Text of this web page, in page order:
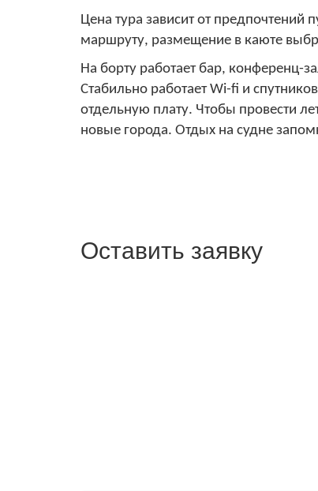
Цена тура зависит от предпочтений
маршруту, размещение в каюте
На борту работает бар, конференц-
Стабильно работает Wi-fi и
отдельную плату. Чтобы провести
новые города. Отдых на судне
Оставить заявку